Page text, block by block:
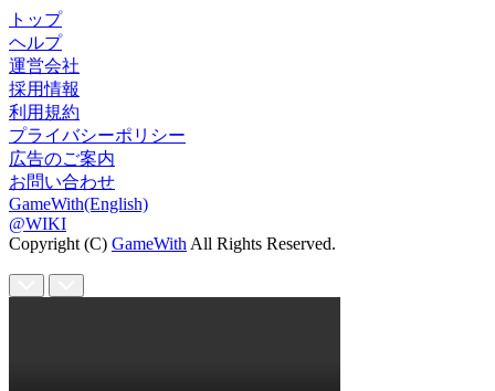
トップ
ヘルプ
運営会社
採用情報
利用規約
プライバシーポリシー
広告のご案内
お問い合わせ
GameWith(English)
@WIKI
Copyright (C) GameWith All Rights Reserved.